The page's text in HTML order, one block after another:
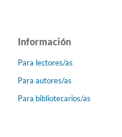
Información
Para lectores/as
Para autores/as
Para bibliotecarios/as